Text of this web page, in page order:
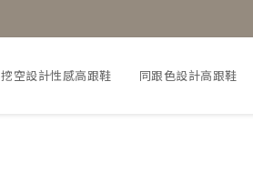
挖空設計性感高跟鞋 同跟色設計高跟鞋